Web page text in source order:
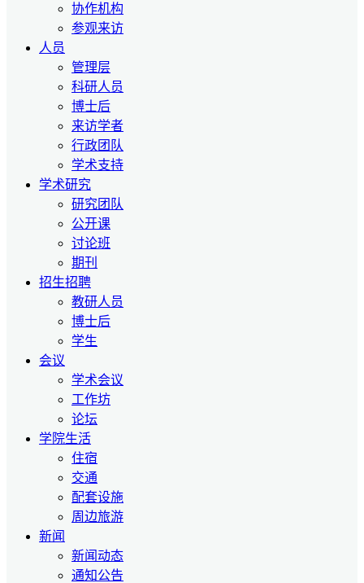
协作机构
参观来访
人员
管理层
科研人员
博士后
来访学者
行政团队
学术支持
学术研究
研究团队
公开课
讨论班
期刊
招生招聘
教研人员
博士后
学生
会议
学术会议
工作坊
论坛
学院生活
住宿
交通
配套设施
周边旅游
新闻
新闻动态
通知公告